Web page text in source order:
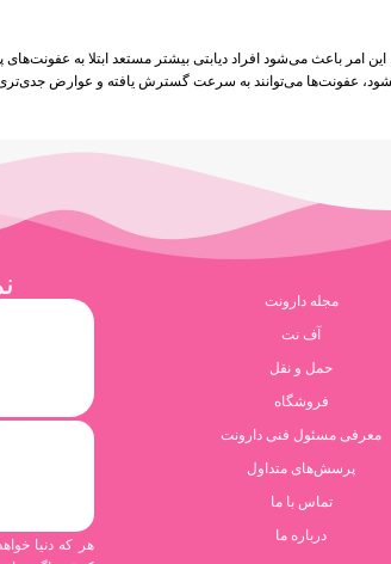
امر باعث می‌شود افراد دیابتی بیشتر مستعد ابتلا به
عفونت‌ها می‌توانند به سرعت گسترش یافته و عوارض جدی‌تری
مجله دارونت
آف نت
حمل و نقل
فروشگاه
معرفی مسئول فنی دارونت
پرسش‌های متداول
تماس با ما
درباره ما
هر که دنیا